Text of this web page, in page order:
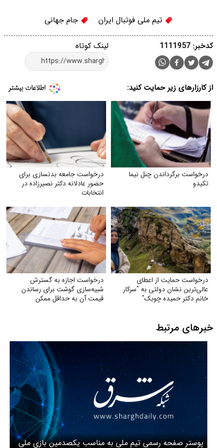
تیم ملی فوتبال ایران جام جهانی
لینک کوتاه کدخبر: 1111957
از کارزارهای زیر حمایت کنید:
درخواست برگرداندن چنل نیما
تکیدو
درخواست جامعه بدنسازی برای
حضور عادلانه دکتر نصیرزاده در
انتخابات
درخواست حمایت از اعطای
عالی‌ترین نشان دولتی به "سرکار
خانم دکتر حمیده چوبک"
درخواست اجازه به گسترش
شبیه‌سازی گوشت برای رساندن
قیمت آن به حداقل ممکن
خبرهای مرتبط
پوستر صفحه رسمی تیم ملی به مناسب یکصدمین بازی ملی